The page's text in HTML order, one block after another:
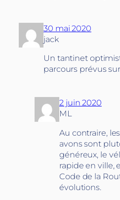
30 mai 2020
jack
Un tantinet
parcours prévus
2 juin 2020
ML
Au contraire,
avons sont
généreux, le
rapide en ville,
Code de la
évolutions.